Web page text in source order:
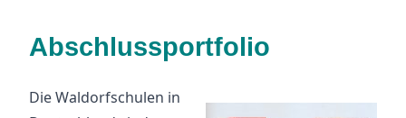
Abschlussportfolio
Die Waldorfschulen in